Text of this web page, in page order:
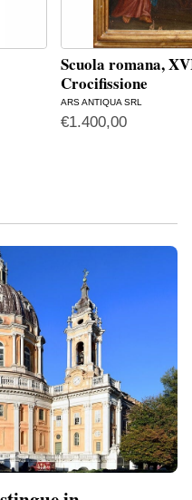
Scuola romana,
Crocifissione
ARS ANTIQUA SRL
€1.400,00